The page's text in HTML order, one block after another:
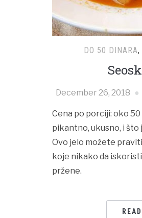
DO 50 DINARA,
December 26, 2018
Cena po porciji: oko 50
pikantno, ukusno, i što
Ovo jelo možete
koje nikako da
pržene.